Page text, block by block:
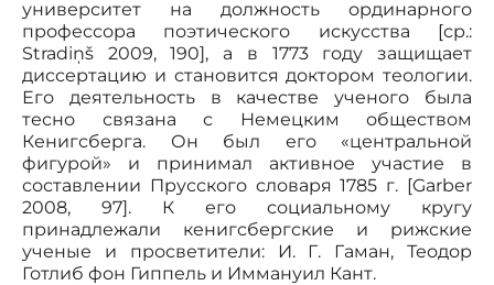
университет на должность ординарного
профессора поэтического искусства [ср.:
Stradiņš 2009, 190], а в 1773 году защищает
диссертацию и становится доктором теологии.
Его деятельность в качестве ученого была
тесно связана с Немецким обществом
Кенигсберга. Он был его «центральной
фигурой» и принимал активное участие в
составлении Прусского словаря 1785 г. [Garber
2008, 97]. К его социальному кругу
принадлежали кенигсбергские и рижские
ученые и просветители: И. Г. Гаман, Теодор
Готлиб фон Гиппель и Иммануил Кант.